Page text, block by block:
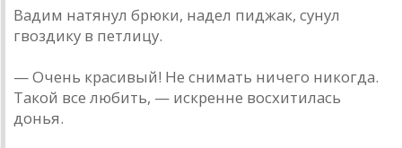
Вадим натянул брюки, надел пиджак, сунул
гвоздику в петлицу.
— Очень красивый! Не снимать ничего никогда.
Такой все любить, — искренне восхитилась
донья.